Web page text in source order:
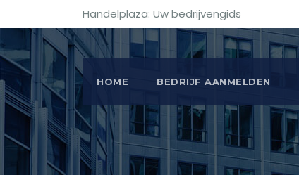
Handelplaza: Uw bedrijvengids
HOME BEDRIJF AANMELDEN